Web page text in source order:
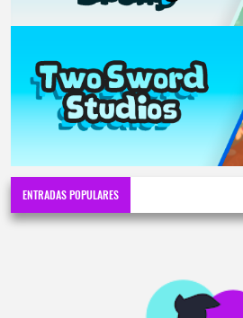
ENTRADAS POPULARES